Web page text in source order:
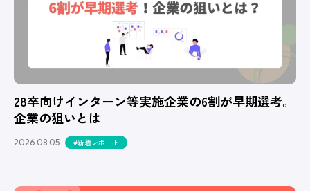
28卒向けインターン等実施企業の6割が早期選考。
企業の狙いとは
2026.08.05 #新着レポート